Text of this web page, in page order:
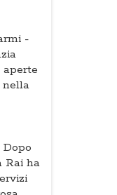
-
aperte
nella
Dopo
Rai ha